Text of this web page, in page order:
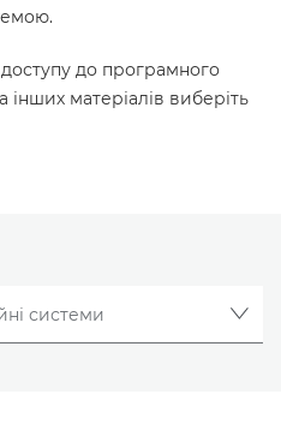
до програмного
інших матеріалів виберіть